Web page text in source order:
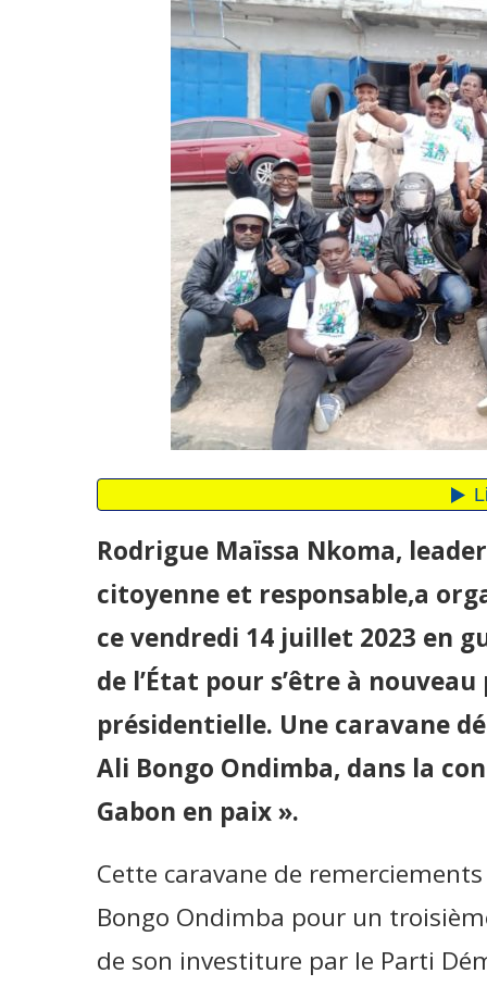
Rodrigue Maïssa Nkoma,
citoyenne et responsable,a
ce vendredi 14 juillet 2023 en
de l’État pour s’être à
présidentielle. Une caravane
Ali Bongo Ondimba, dans la
Gabon en paix ».
Cette caravane de
Bongo Ondimba pour un
de son investiture par le Parti